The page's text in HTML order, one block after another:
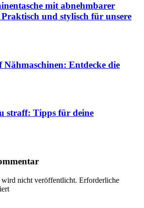
mit abnehmbarer
und stylisch für unsere
Entdecke die
straff: Tipps für deine
nicht veröffentlicht. Erforderliche